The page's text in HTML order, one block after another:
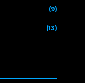
(9)
(13)